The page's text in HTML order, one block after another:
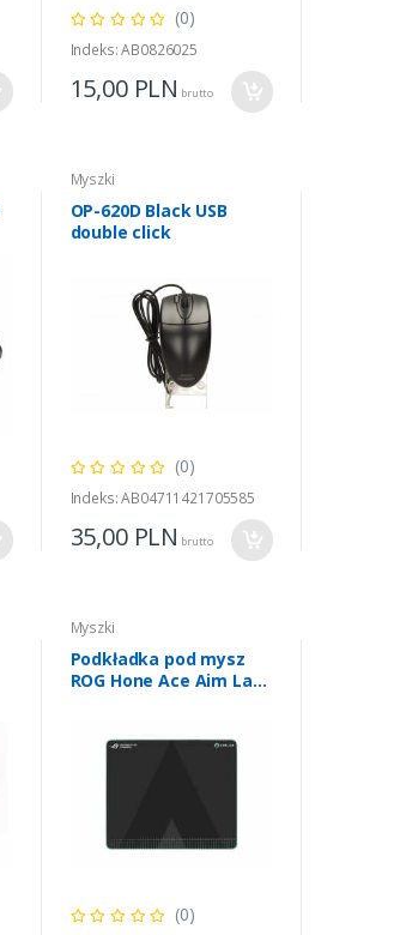
(0)
Indeks: AB0826025
15,00 PLN brutto
Myszki
OP-620D Black USB
double click
(0)
Indeks: AB04711421705585
35,00 PLN brutto
Myszki
Podkładka pod mysz
ROG Hone Ace Aim Lab
(0)